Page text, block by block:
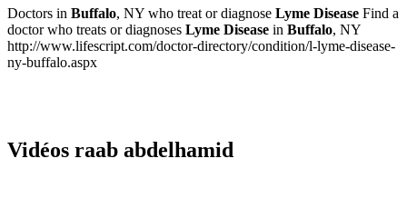
Doctors in Buffalo, NY who treat or diagnose Lyme Disease Find a
doctor who treats or diagnoses Lyme Disease in Buffalo, NY
http://www.lifescript.com/doctor-directory/condition/l-lyme-disease-
ny-buffalo.aspx
Vidéos raab abdelhamid